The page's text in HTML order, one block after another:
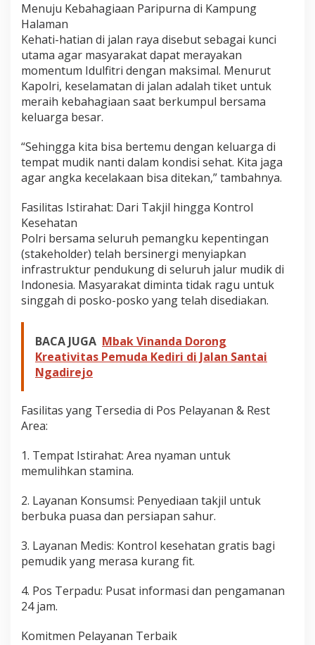
r
n
P
a
r
i
p
u
a
"
Menuju Kebahagiaan Paripurna di Kampung
Halaman
Kehati-hatian di jalan raya disebut sebagai kunci
utama agar masyarakat dapat merayakan
momentum Idulfitri dengan maksimal. Menurut
Kapolri, keselamatan di jalan adalah tiket untuk
meraih kebahagiaan saat berkumpul bersama
keluarga besar.
“Sehingga kita bisa bertemu dengan keluarga di
tempat mudik nanti dalam kondisi sehat. Kita jaga
agar angka kecelakaan bisa ditekan,” tambahnya.
Fasilitas Istirahat: Dari Takjil hingga Kontrol
Kesehatan
Polri bersama seluruh pemangku kepentingan
(stakeholder) telah bersinergi menyiapkan
infrastruktur pendukung di seluruh jalur mudik di
Indonesia. Masyarakat diminta tidak ragu untuk
singgah di posko-posko yang telah disediakan.
BACA JUGA Mbak Vinanda Dorong
Kreativitas Pemuda Kediri di Jalan Santai
Ngadirejo
Fasilitas yang Tersedia di Pos Pelayanan & Rest
Area:
1. Tempat Istirahat: Area nyaman untuk
memulihkan stamina.
2. Layanan Konsumsi: Penyediaan takjil untuk
berbuka puasa dan persiapan sahur.
3. Layanan Medis: Kontrol kesehatan gratis bagi
pemudik yang merasa kurang fit.
4. Pos Terpadu: Pusat informasi dan pengamanan
24 jam.
Komitmen Pelayanan Terbaik